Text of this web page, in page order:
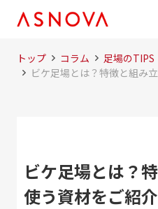
トップ コラム
足場のTIPS
ビケ足場とは？特徴と組み
ビケ足場とは？
使う資材をご紹介